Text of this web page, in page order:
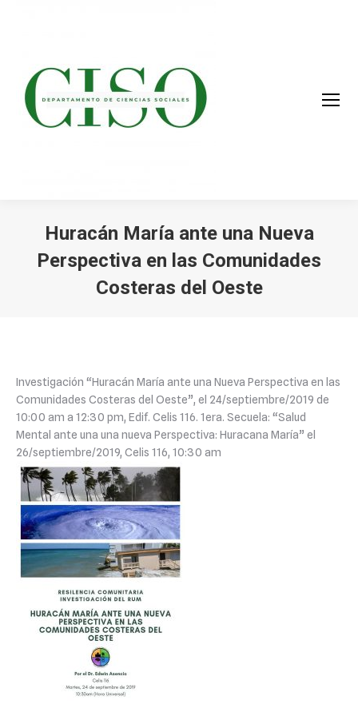
Huracán María ante una Nueva
Perspectiva en las Comunidades
Costeras del Oeste
Investigación “Huracán María ante una Nueva Perspectiva en las
Comunidades Costeras del Oeste”, el 24/septiembre/2019 de
10:00 am a 12:30 pm, Edif. Celis 116. 1era. Secuela: “Salud
Mental ante una una nueva Perspectiva: Huracana María” el
26/septiembre/2019, Celis 116, 10:30 am